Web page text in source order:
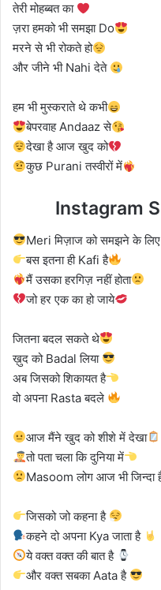
तेरी मोहब्बत का
ज़रा हमको भी समझा Do
मरने से भी रोकते हो
और जीने भी Nahi देते
हम भी मुस्कराते थे कभी
बेपरवाह Andaaz से
देखा है आज खुद को
कुछ Purani तस्वीरों में
Instagram
Meri मिज़ाज को समझने के लिए
बस इतना ही Kafi है
मैं उसका हरगिज़ नहीं होता
जो हर एक का हो जाये
जितना बदल सकते थे
ख़ुद को Badal लिया
अब जिसको शिकायत है
वो अपना Rasta बदले
आज मैंने खुद को शीशे में देखा
तो पता चला कि दुनिया में
Masoom लोग आज भी जिन्दा
जिसको जो कहना है
कहने दो अपना Kya जाता है
ये वक्त वक्त की बात है
और वक्त सबका Aata है